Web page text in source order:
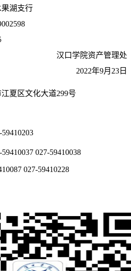
湖支行
汉口学院资产管理处
2022年9月 23 日
夏区文化大道299号
027-59410038
59410228